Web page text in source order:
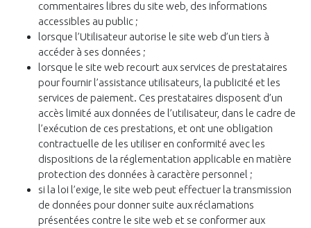
commentaires libres du site web, des informations
accessibles au public ;
lorsque l’Utilisateur autorise le site web d’un tiers à
accéder à ses données ;
lorsque le site web recourt aux services de prestataires
pour fournir l’assistance utilisateurs, la publicité et les
services de paiement. Ces prestataires disposent d’un
accès limité aux données de l’utilisateur, dans le cadre de
l’exécution de ces prestations, et ont une obligation
contractuelle de les utiliser en conformité avec les
dispositions de la réglementation applicable en matière
protection des données à caractère personnel ;
si la loi l’exige, le site web peut effectuer la transmission
de données pour donner suite aux réclamations
présentées contre le site web et se conformer aux